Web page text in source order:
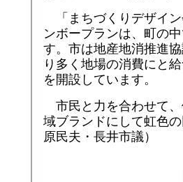
「まちづくりデザイ
ンボープランは、町の
す。市は地産地消推進
り多く地場の消費にと
を開設しています。
市民と力を合わせて
域ブランドにして虹色
原民夫・長井市議）